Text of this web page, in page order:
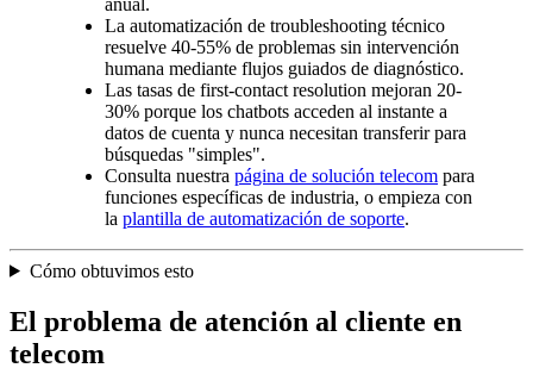
La automatización de troubleshooting técnico
resuelve 40-55% de problemas sin intervención
humana mediante flujos guiados de diagnóstico.
Las tasas de first-contact resolution mejoran 20-
30% porque los chatbots acceden al instante a
datos de cuenta y nunca necesitan transferir para
búsquedas "simples".
Consulta nuestra página de solución telecom para
funciones específicas de industria, o empieza con
la plantilla de automatización de soporte.
Cómo obtuvimos esto
El problema de atención al cliente en
telecom